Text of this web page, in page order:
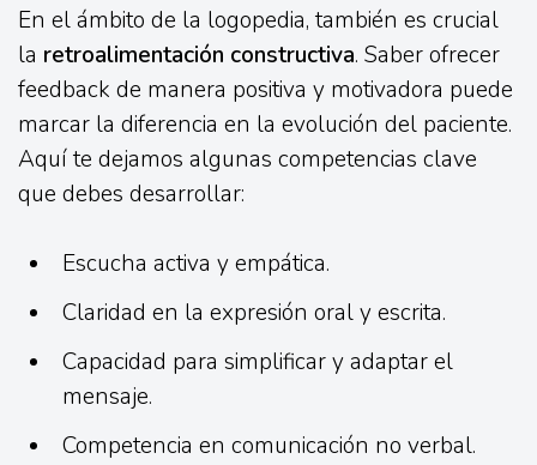
En el ámbito de la logopedia, también es crucial
la retroalimentación constructiva. Saber ofrecer
feedback de manera positiva y motivadora puede
marcar la diferencia en la evolución del paciente.
Aquí te dejamos algunas competencias clave
que debes desarrollar:
Escucha activa y empática.
Claridad en la expresión oral y escrita.
Capacidad para simplificar y adaptar el
mensaje.
Competencia en comunicación no verbal.